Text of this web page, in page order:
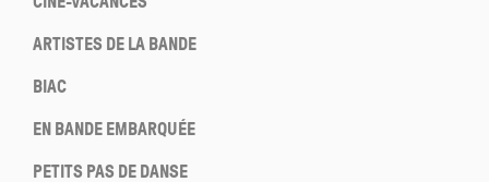
ARTISTES DE LA BANDE
BIAC
EN BANDE EMBARQUÉE
PETITS PAS DE DANSE